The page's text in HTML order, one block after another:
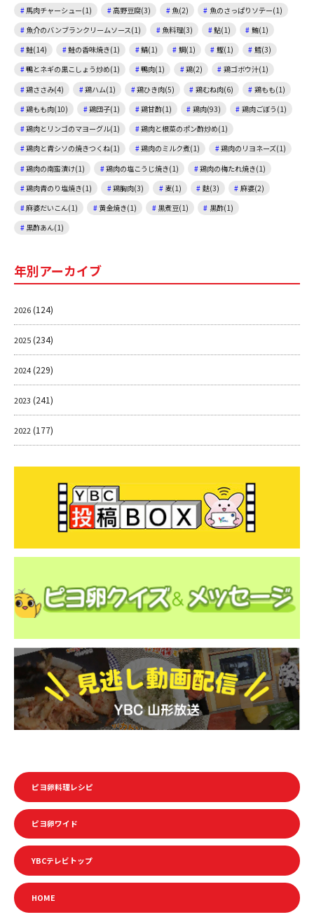
馬肉チャーシュー(1)
高野豆腐(3) 魚(2)
魚のさっぱりソテー(1)
魚介のバンブランクリームソース(1)
魚料理(3) 鮎(1)
鮪(1)
鮭(14)
鮭の香味焼き(1) 鯖(1) 鯛(1) 鰹(1)
鱈(3)
鴨とネギの黒こしょう炒め(1)
鴨肉(1) 鶏(2)
鶏ゴボウ汁(1)
鶏ささみ(4)
鶏ハム(1) 鶏ひき肉(5) 鶏むね肉(6)
鶏もも(1)
鶏もも肉(10)
鶏団子(1) 鶏甘酢(1) 鶏肉(93)
鶏肉ごぼう(1)
鶏肉とリンゴのマヨーグル(1)
鶏肉と根菜のポン酢炒め(1)
鶏肉と青シソの焼きつくね(1)
鶏肉のミルク煮(1)
鶏肉のリヨネーズ(1)
鶏肉の南蛮漬け(1)
鶏肉の塩こうじ焼き(1)
鶏肉の梅たれ焼き(1)
鶏肉青のり塩焼き(1)
鶏胸肉(3) 麦(1) 麩(3)
麻婆(2)
麻婆だいこん(1)
黄金焼き(1) 黒煮豆(1)
黒酢(1)
黒酢あん(1)
年別アーカイブ
2026(124)
2025(234)
2024(229)
2023 (241)
2022(177)
ピヨ卵料理レシピ
ピヨ卵ワイド
YBCテレビトップ
HOME